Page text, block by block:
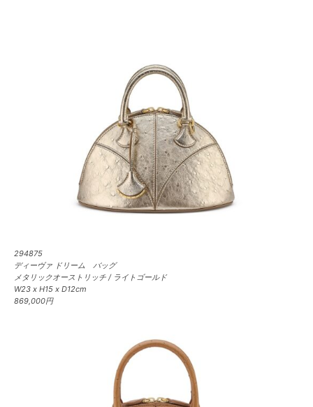
294875
ディーヴァ ドリーム バッグ
メタリックオーストリッチ / ライトゴールド
W23 x H15 x D12cm
869,000円